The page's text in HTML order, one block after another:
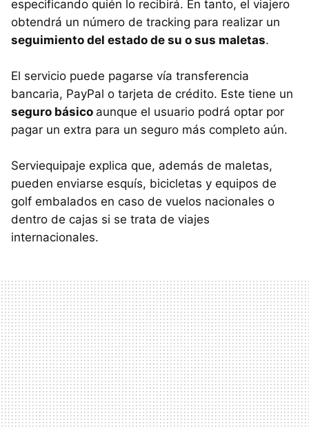
especificando quién lo recibirá. En tanto, el viajero
obtendrá un número de tracking para realizar un
seguimiento del estado de su o sus maletas.
El servicio puede pagarse vía transferencia
bancaria, PayPal o tarjeta de crédito. Este tiene un
seguro básico aunque el usuario podrá optar por
pagar un extra para un seguro más completo aún.
Serviequipaje explica que, además de maletas,
pueden enviarse esquís, bicicletas y equipos de
golf embalados en caso de vuelos nacionales o
dentro de cajas si se trata de viajes
internacionales.